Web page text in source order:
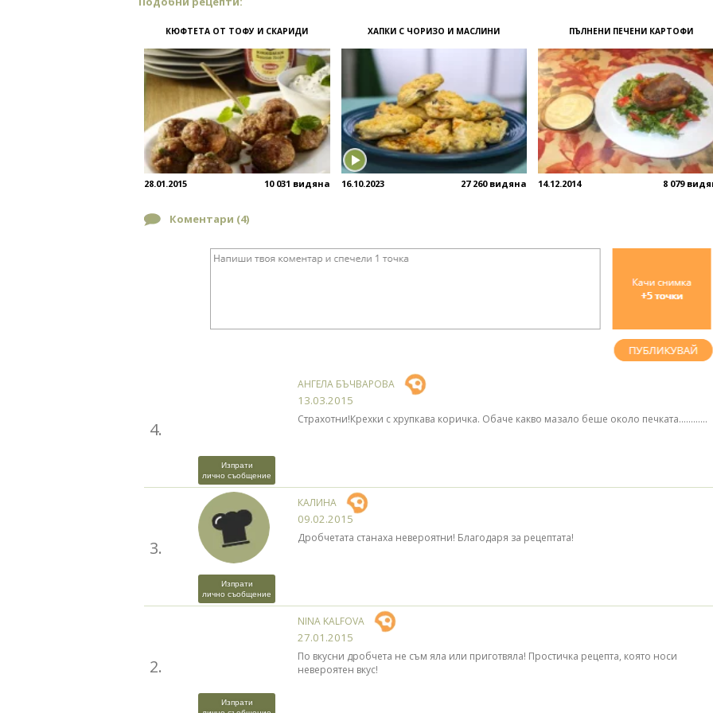
КЮФТЕТА ОТ ТОФУ И СКАРИДИ
28.01.2015 10 031 видяна
ХАПКИ С ЧОРИЗО И МАСЛИНИ
16.10.2023 27 260 видяна
ПЪЛНЕНИ ПЕЧЕНИ КАРТОФИ
14.12.2014 8 079
Коментари (4)
4.
Изпрати
лично съобщение
АНГЕЛА БЪЧВАРОВА
13.03.2015
Страхотни!Крехки с хрупкава коричка. Обаче какво мазало беше около печката............
3.
Изпрати
лично съобщение
КАЛИНА
09.02.2015
Дробчетата станаха невероятни! Благодаря за рецептата!
2.
Изпрати
NINA KALFOVA
27.01.2015
По вкусни дробчета не съм яла или приготвяла! Простичка рецепта, която носи
невероятен вкус!